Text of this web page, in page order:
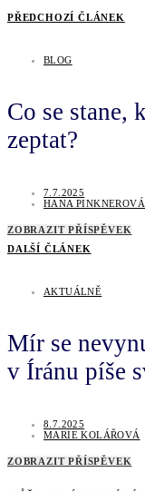
PŘEDCHOZÍ ČLÁNEK
BLOG
Co se stane,
zeptat?
7.7.2025
HANA PINKNEROVÁ
ZOBRAZIT PŘÍSPĚVEK
DALŠÍ ČLÁNEK
AKTUÁLNĚ
Mír se
v Íránu píše
8.7.2025
MARIE KOLÁŘOVÁ
ZOBRAZIT PŘÍSPĚVEK